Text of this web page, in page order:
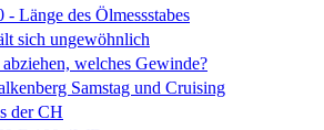
- Länge des Ölmessstabes
sich ungewöhnlich
welches Gewinde?
Samstag und Cruising
der CH